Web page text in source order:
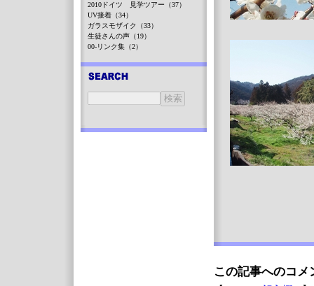
この記事へのコメ
2010ドイツ 見学ツアー（37）
UV接着（34）
ガラスモザイク（33）
生徒さんの声（19）
00-リンク集（2）